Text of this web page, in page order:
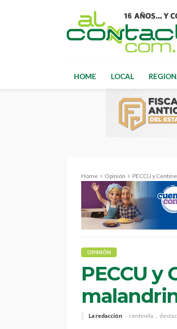
HOME LOCAL
Home Opinión PECCU y
OPINIÓN
PECCU y
La redacción centinela